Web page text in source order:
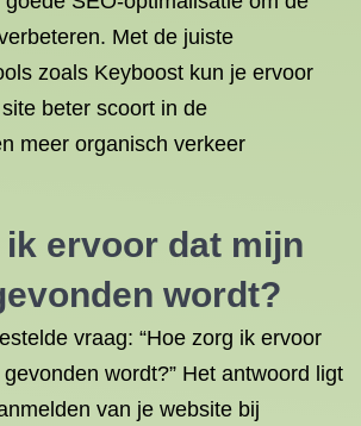
Met de juiste
zoals Keyboost kun je ervoor
beter scoort in de
meer organisch verkeer
ik ervoor dat mijn
wordt?
vraag: “Hoe zorg ik ervoor
wordt?” Het antwoord ligt
van je website bij